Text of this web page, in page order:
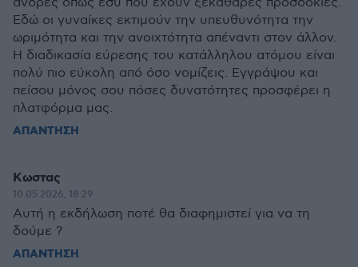
Εδώ οι γυναίκες εκτιμούν την υπευθυνότητα την
ωριμότητα και την ανοιχτότητα απέναντι στον άλλον.
Η διαδικασία εύρεσης του κατάλληλου ατόμου είναι
πολύ πιο εύκολη από όσο νομίζεις. Εγγράψου και
πείσου μόνος σου πόσες δυνατότητες προσφέρει η
πλατφόρμα μας.
ΑΠΑΝΤΗΣΗ
Κωστας
10.05.2026, 18:29
Αυτή η εκδήλωση ποτέ θα διαφημιστεί για να τη
δούμε ?
ΑΠΑΝΤΗΣΗ